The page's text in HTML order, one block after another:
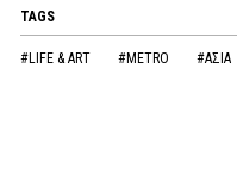
TAGS
#LIFE & ART #METRO #ΑΣΙΑ